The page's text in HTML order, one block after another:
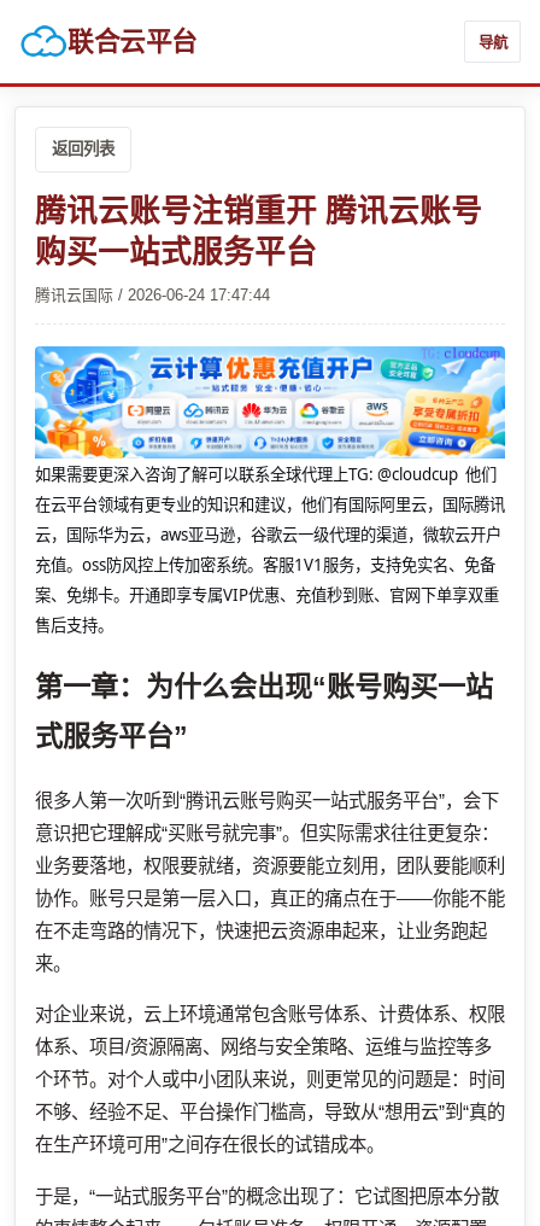
联合云平台 导航
返回列表
腾讯云账号注销重开 腾讯云账号
购买一站式服务平台
腾讯云国际 / 2026-06-24 17:47:44
如果需要更深入咨询了解可以联系全球代理上TG: @cloudcup 他们
在云平台领域有更专业的知识和建议，他们有国际阿里云，国际腾讯
云，国际华为云，aws亚马逊，谷歌云一级代理的渠道，微软云开户
充值。oss防风控上传加密系统。客服1V1服务，支持免实名、免备
案、免绑卡。开通即享专属VIP优惠、充值秒到账、官网下单享双重
售后支持。
第一章：为什么会出现“账号购买一站
式服务平台”
很多人第一次听到“腾讯云账号购买一站式服务平台”，会下
意识把它理解成“买账号就完事”。但实际需求往往更复杂：
业务要落地，权限要就绪，资源要能立刻用，团队要能顺利
协作。账号只是第一层入口，真正的痛点在于——你能不能
在不走弯路的情况下，快速把云资源串起来，让业务跑起
来。
对企业来说，云上环境通常包含账号体系、计费体系、权限
体系、项目/资源隔离、网络与安全策略、运维与监控等多
个环节。对个人或中小团队来说，则更常见的问题是：时间
不够、经验不足、平台操作门槛高，导致从“想用云”到“真的
在生产环境可用”之间存在很长的试错成本。
于是，“一站式服务平台”的概念出现了：它试图把原本分散